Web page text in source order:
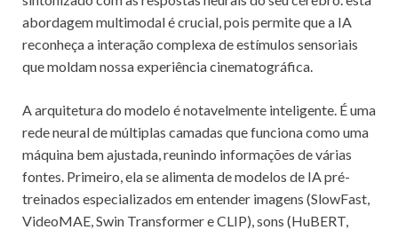
abordagem multimodal é crucial, pois permite que a IA
reconheça a interação complexa de estímulos sensoriais
que moldam nossa experiência cinematográfica.
A arquitetura do modelo é notavelmente inteligente. É uma
rede neural de múltiplas camadas que funciona como uma
máquina bem ajustada, reunindo informações de várias
fontes. Primeiro, ela se alimenta de modelos de IA pré-
treinados especializados em entender imagens (SlowFast,
VideoMAE, Swin Transformer e CLIP), sons (HuBERT,